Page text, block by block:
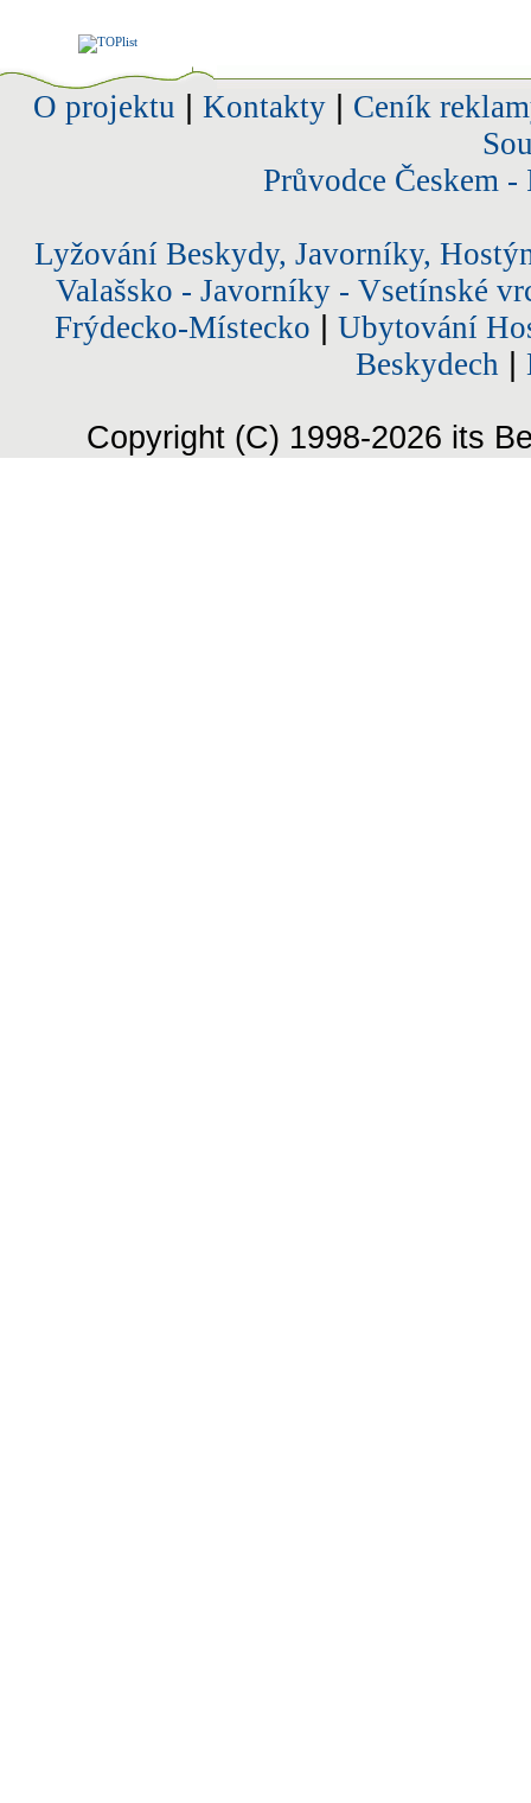
O projektu Kontakty| Ceník
Průvodce Českem
Lyžování Beskydy, Javorníky,
Valašsko - Javorníky - Vsetínské
Frýdecko-Místecko
Ubytování
Beskydech
Copyright (C) 1998-2026 its